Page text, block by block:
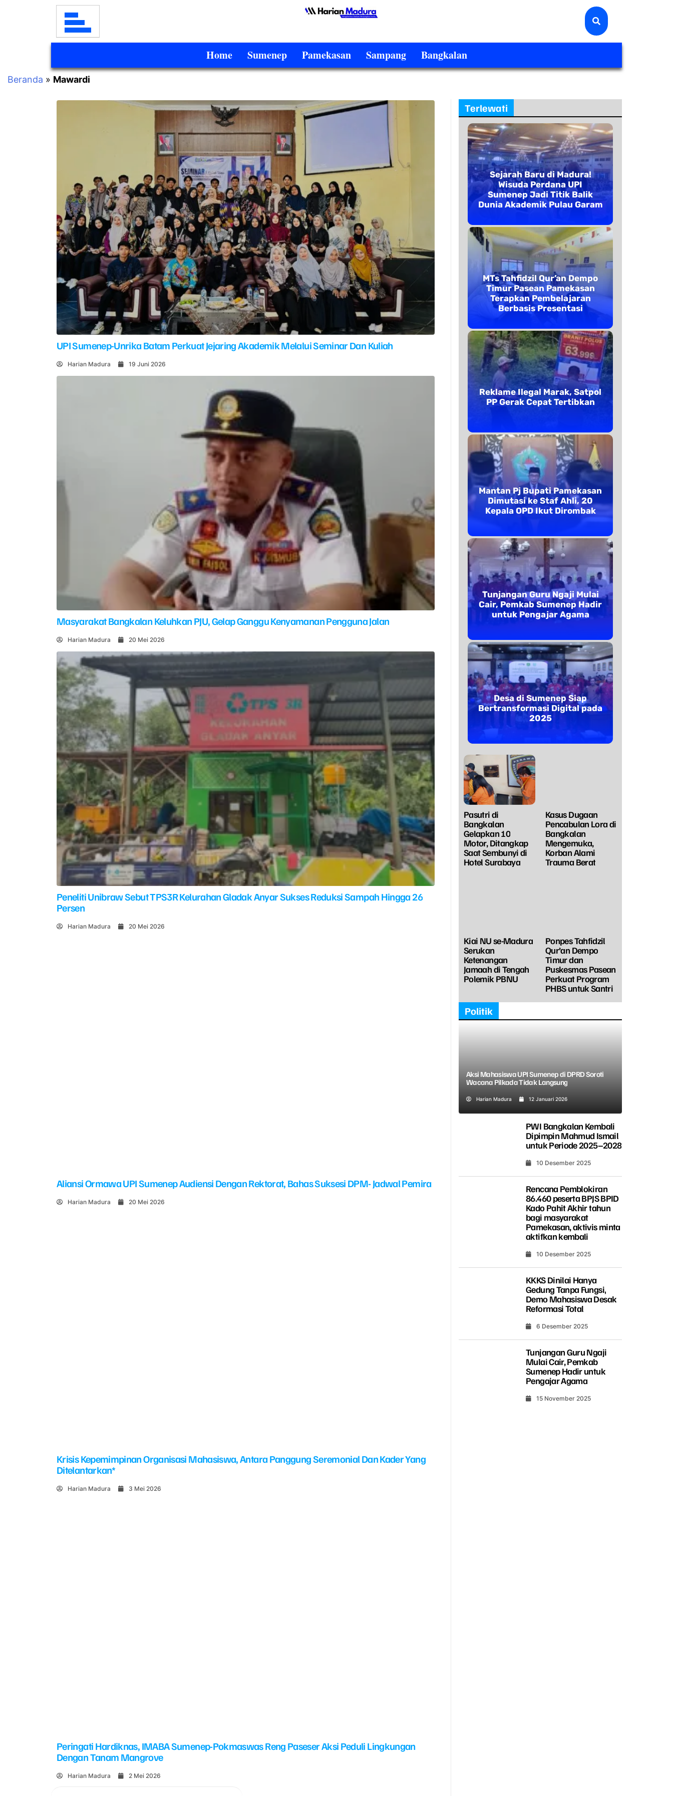
Home Sumenep Pamekasan Sampang Bangkalan
Beranda » Mawardi
UPI Sumenep-Unrika Batam Perkuat Jejaring Akademik Melalui Seminar Dan Kuliah
Harian Madura 19 Juni 2026
Masyarakat Bangkalan Keluhkan PJU, Gelap Ganggu Kenyamanan Pengguna Jalan
Harian Madura 20 Mei 2026
Peneliti Unibraw Sebut TPS3R Kelurahan Gladak Anyar Sukses Reduksi Sampah Hingga 26
Persen
Harian Madura 20 Mei 2026
Aliansi Ormawa UPI Sumenep Audiensi Dengan Rektorat, Bahas Suksesi DPM- Jadwal Pemira
Harian Madura 20 Mei 2026
Krisis Kepemimpinan Organisasi Mahasiswa, Antara Panggung Seremonial Dan Kader Yang
Ditelantarkan*
Harian Madura 3 Mei 2026
Peringati Hardiknas, IMABA Sumenep-Pokmaswas Reng Paseser Aksi Peduli Lingkungan
Dengan Tanam Mangrove
Harian Madura 2 Mei 2026
Terlewati
Pasutri di
Bangkalan
Gelapkan 10
Motor, Ditangkap
Saat Sembunyi di
Hotel Surabaya
Kasus Dugaan
Pencabulan Lora di
Bangkalan
Mengemuka,
Korban Alami
Trauma Berat
Kiai NU se-Madura
Serukan
Ketenangan
Jamaah di Tengah
Polemik PBNU
Ponpes Tahfidzil
Qur’an Dempo
Timur dan
Puskesmas Pasean
Perkuat Program
PHBS untuk Santri
Sejarah Baru di Madura!
Wisuda Perdana UPI
Sumenep Jadi Titik Balik
Dunia Akademik Pulau Garam
MTs Tahfidzil Qur’an Dempo
Timur Pasean Pamekasan
Terapkan Pembelajaran
Berbasis Presentasi
Reklame Ilegal Marak, Satpol
PP Gerak Cepat Tertibkan
Mantan Pj Bupati Pamekasan
Dimutasi ke Staf Ahli, 20
Kepala OPD Ikut Dirombak
Tunjangan Guru Ngaji Mulai
Cair, Pemkab Sumenep Hadir
untuk Pengajar Agama
Desa di Sumenep Siap
Bertransformasi Digital pada
2025
Politik
Aksi Mahasiswa UPI Sumenep di DPRD Soroti
Wacana Pilkada Tidak Langsung
Harian Madura 12 Januari 2026
PWI Bangkalan Kembali
Dipimpin Mahmud Ismail
untuk Periode 2025–2028
10 Desember 2025
Rencana Pemblokiran
86.460 peserta BPJS BPID
Kado Pahit Akhir tahun
bagi masyarakat
Pamekasan, aktivis minta
aktifkan kembali
10 Desember 2025
KKKS Dinilai Hanya
Gedung Tanpa Fungsi,
Demo Mahasiswa Desak
Reformasi Total
6 Desember 2025
Tunjangan Guru Ngaji
Mulai Cair, Pemkab
Sumenep Hadir untuk
Pengajar Agama
15 November 2025